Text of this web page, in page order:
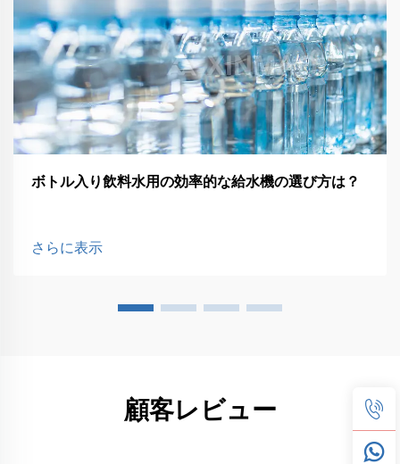
ボトル入り飲料水用の効率的な給水機の選び方は？
さらに表示
顧客レビュー